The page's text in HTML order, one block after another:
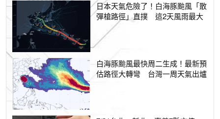
日本天氣危險了！白海豚颱風「散
彈槍路徑」直撲 這2天風雨最大
白海豚颱風最快周二生成！最新預
估路徑大轉彎 台灣一周天氣出爐